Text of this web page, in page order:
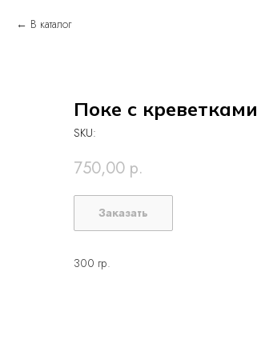
В каталог
Поке с креветками
SKU:
750,00 р.
Заказать
300 гр.